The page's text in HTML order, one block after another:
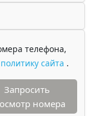
телефона,
сайта .
Запросить
номера